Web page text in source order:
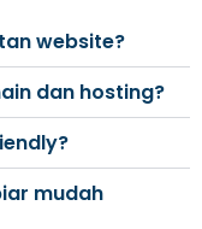
website?
dan hosting?
mudah